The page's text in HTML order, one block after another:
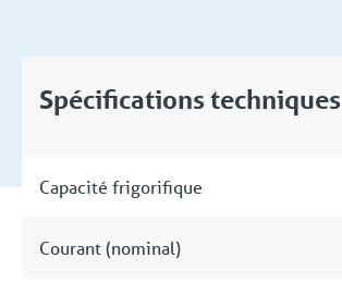
Spécifications techniques
Capacité frigorifique
Courant (nominal)